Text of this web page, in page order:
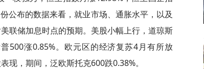
公布的数据来看，就业市场、通胀水平，以及
联储加息时点的预期。美股小幅上行，道琼斯
500涨0.85%。欧元区的经济复苏4月有所放
现，期间，泛欧斯托克600跌0.38%。